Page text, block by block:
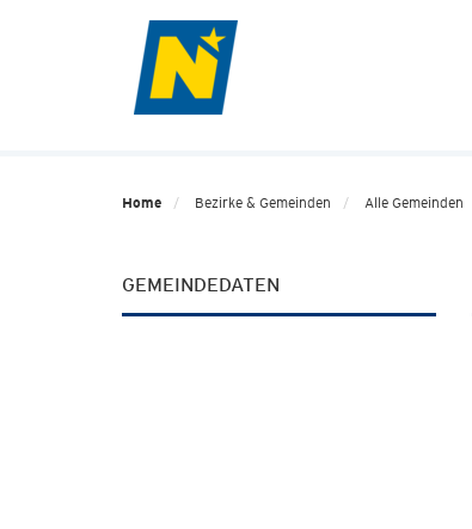
Home Bezirke & Gemeinden Alle Gemeinden
GEMEINDEDATEN